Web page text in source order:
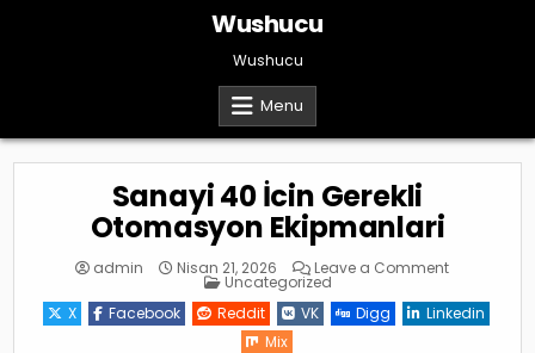
Wushucu
Wushucu
Menu
Sanayi 40 İcin Gerekli
Otomasyon Ekipmanlari
admin Nisan 21, 2026 Leave a Commenton
İcin
Gerekli
Posted
Uncategorized
X
Facebook Reddit VK Digg
Linkedin
Mix